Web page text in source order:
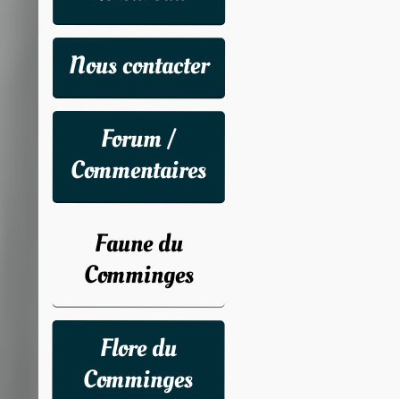
Nous contacter
Forum /
Commentaires
Faune du
Comminges
Flore du
Comminges